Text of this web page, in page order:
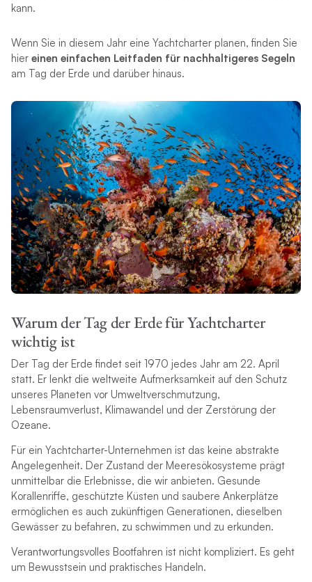
kann.
Wenn Sie in diesem Jahr eine Yachtcharter planen, finden Sie
hier einen einfachen Leitfaden für nachhaltigeres Segeln
am Tag der Erde und darüber hinaus.
Warum der Tag der Erde für Yachtcharter
wichtig ist
Der Tag der Erde findet seit 1970 jedes Jahr am 22. April
statt. Er lenkt die weltweite Aufmerksamkeit auf den Schutz
unseres Planeten vor Umweltverschmutzung,
Lebensraumverlust, Klimawandel und der Zerstörung der
Ozeane.
Für ein Yachtcharter-Unternehmen ist das keine abstrakte
Angelegenheit. Der Zustand der Meeresökosysteme prägt
unmittelbar die Erlebnisse, die wir anbieten. Gesunde
Korallenriffe, geschützte Küsten und saubere Ankerplätze
ermöglichen es auch zukünftigen Generationen, dieselben
Gewässer zu befahren, zu schwimmen und zu erkunden.
Verantwortungsvolles Bootfahren ist nicht kompliziert. Es geht
um Bewusstsein und praktisches Handeln.